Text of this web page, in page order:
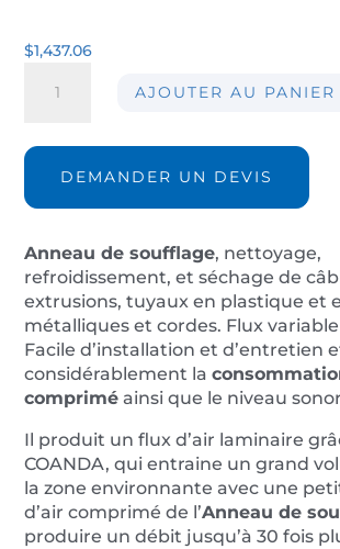
$1,437.06
de
soufflage
AIR-
ØInt.
127mm
AJOUTER AU PANIER
DEMANDER UN DEVIS
Anneau de soufflage, nettoyage,
refroidissement, et séchage de
extrusions, tuyaux en plastique et
métalliques et cordes. Flux
Facile d’installation et d’entretien
considérablement la
comprimé ainsi que le niveau
Il produit un flux d’air laminaire
COANDA, qui entraine un grand
la zone environnante avec une
d’air comprimé de l’Anneau de
produire un débit jusqu’à 30 fois